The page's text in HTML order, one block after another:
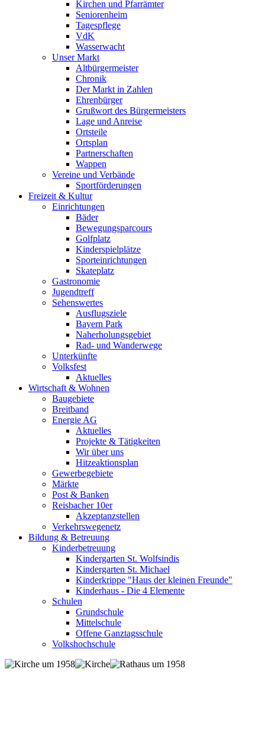
Kirchen und Pfarrämter
Seniorenheim
Tagespflege
VdK
Wasserwacht
Unser Markt
Altbürgermeister
Chronik
Der Markt in Zahlen
Ehrenbürger
Grußwort des Bürgermeisters
Lage und Anreise
Ortsteile
Ortsplan
Partnerschaften
Wappen
Vereine und Verbände
Sportförderungen
Freizeit & Kultur
Einrichtungen
Bäder
Bewegungsparcours
Golfplatz
Kinderspielplätze
Sporteinrichtungen
Skateplatz
Gastronomie
Jugendtreff
Sehenswertes
Ausflugsziele
Bayern Park
Naherholungsgebiet
Rad- und Wanderwege
Unterkünfte
Volksfest
Aktuelles
Wirtschaft & Wohnen
Baugebiete
Breitband
Energie AG
Aktuelles
Projekte & Tätigkeiten
Wir über uns
Hitzeaktionsplan
Gewerbegebiete
Märkte
Post & Banken
Reisbacher 10er
Akzeptanzstellen
Verkehrswegenetz
Bildung & Betreuung
Kinderbetreuung
Kindergarten St. Wolfsindis
Kindergarten St. Michael
Kinderkrippe "Haus der kleinen Freunde"
Kinderhaus - Die 4 Elemente
Schulen
Grundschule
Mittelschule
Offene Ganztagsschule
Volkshochschule